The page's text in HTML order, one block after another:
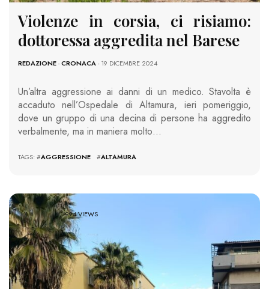
Violenze in corsia, ci risiamo:
dottoressa aggredita nel Barese
REDAZIONE-CRONACA- 19 DICEMBRE 2024
Un’altra aggressione ai danni di un medico. Stavolta è
accaduto nell’Ospedale di Altamura, ieri pomeriggio,
dove un gruppo di una decina di persone ha aggredito
verbalmente, ma in maniera molto…
TAGS: #AGGRESSIONE #ALTAMURA
994 VIEWS